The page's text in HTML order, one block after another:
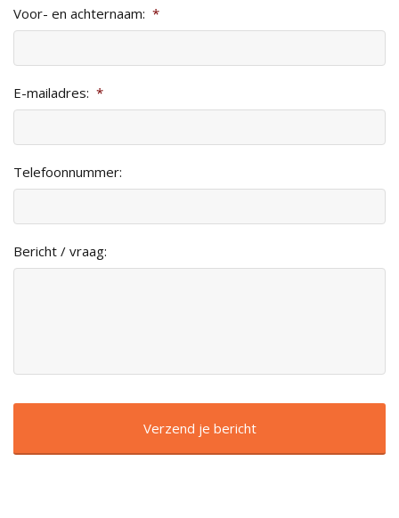
Voor- en achternaam: *
E-mailadres: *
Telefoonnummer:
Bericht / vraag: